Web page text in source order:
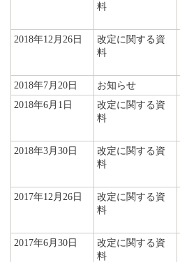
料
2018年12月26日
改定に関する資
料
2018年7月20日
お知らせ
2018年6月1日
改定に関する資
料
2018年3月30日
改定に関する資
料
2017年12月26日
改定に関する資
料
2017年6月30日
改定に関する資
料